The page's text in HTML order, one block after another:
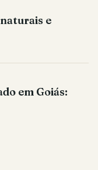
e
em Goiás: